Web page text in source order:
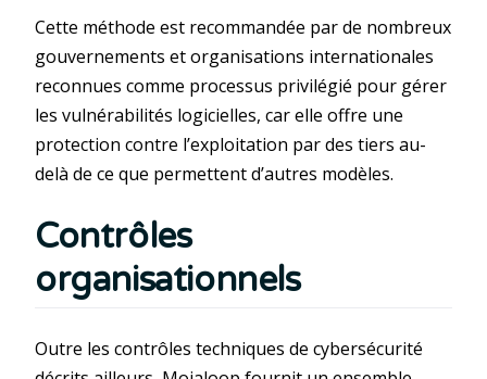
Cette méthode est recommandée par de nombreux
gouvernements et organisations internationales
reconnues comme processus privilégié pour gérer
les vulnérabilités logicielles, car elle offre une
protection contre l’exploitation par des tiers au-
delà de ce que permettent d’autres modèles.
Contrôles
organisationnels
Outre les contrôles techniques de cybersécurité